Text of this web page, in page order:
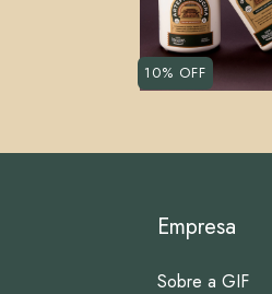
10% OFF
Empresa
Sobre a GIF